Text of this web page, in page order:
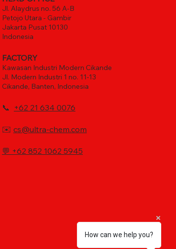
Jl. Alaydrus no. 56 A-B
Petojo Utara - Gambir
Jakarta Pusat 10130
Indonesia
FACTORY
Kawasan Industri Modern Cikande
Jl. Modern Industri 1 no. 11-13
Cikande, Banten, Indonesia
📞 +62 21 634 0076
✉️ cs@ultra-chem.com
💬 +62 852 1062 5945
How can we help you?